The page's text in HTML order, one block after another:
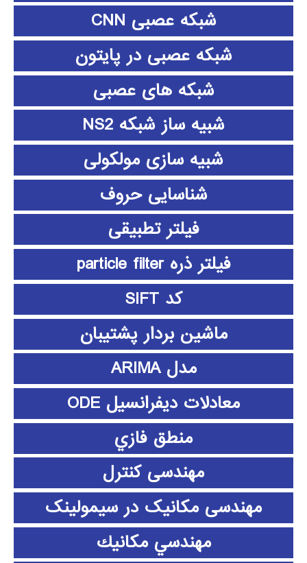
شبکه عصبی CNN
شبکه عصبی در پایتون
شبکه های عصبی
شبیه ساز شبکه NS2
شبیه سازی مولکولی
شناسایی حروف
فیلتر تطبیقی
فیلتر ذره particle filter
کد SIFT
ماشین بردار پشتیبان
مدل ARIMA
معادلات دیفرانسیل ODE
منطق فازي
مهندسی کنترل
مهندسی مکانیک در سیمولینک
مهندسي مكانيك